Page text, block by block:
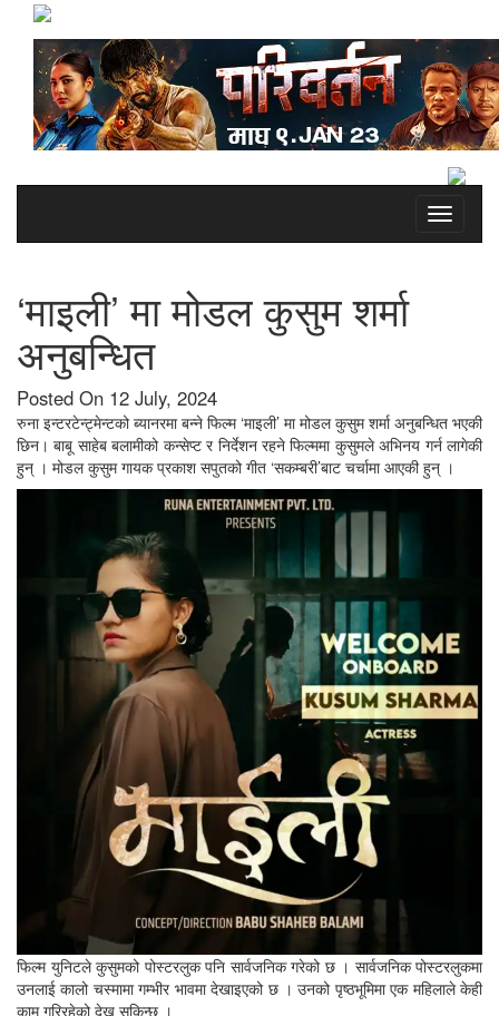
Toggle
‘माइली’ मा मोडल कुसुम शर्मा
अनुबन्धित
Posted On 12 July, 2024
रुना इन्टरटेन्ट्मेन्टको ब्यानरमा बन्ने फिल्म ‘माइली’ मा मोडल कुसुम शर्मा अनुबन्धित भएकी
छिन। बाबू साहेब बलामीको कन्सेप्ट र निर्देशन रहने फिल्ममा कुसुमले अभिनय गर्न लागेकी
हुन् । मोडल कुसुम गायक प्रकाश सपुतको गीत ‘सकम्बरी’बाट चर्चामा आएकी हुन् ।
फिल्म युनिटले कुसुमको पोस्टरलुक पनि सार्वजनिक गरेको छ । सार्वजनिक पोस्टरलुकमा
उनलाई कालो चस्मामा गम्भीर भावमा देखाइएको छ । उनको पृष्ठभूमिमा एक महिलाले केही
काम गरिरहेको देख्न सकिन्छ ।